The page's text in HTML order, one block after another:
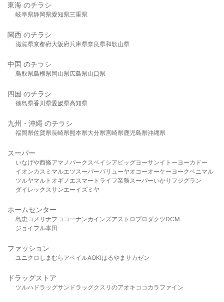
東海 のチラシ
岐阜県静岡県愛知県三重県
関西 のチラシ
滋賀県京都府大阪府兵庫県奈良県和歌山県
中国 のチラシ
鳥取県島根県岡山県広島県山口県
四国 のチラシ
徳島県香川県愛媛県高知県
九州・沖縄 のチラシ
福岡県佐賀県長崎県熊本県大分県宮崎県鹿児島県沖縄県
スーパー
いなげや西條アマノパークスベイシア ビッグヨーサンイトーヨーカドー
イオンカスミ マルエツスーパーバリューヤオコーオーケー ヨークベニマル
ツルヤマルト オギノ エスマート ライフ業務スーパーいかり フジグラン
ダイレックスサンエーイズミヤ
ホームセンター
島忠 コメリ ナフコ コーナンカインズアストロプロダクツDCM
ジョイフル本田
ファッション
ユニクロ しまむら アベイルAOKIはるやま サカゼン
ドラッグストア
ツルハドラッグサンドラッグクスリのアオキ ココカラファイン